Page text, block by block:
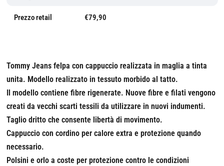
Prezzo retail €79,90
Tommy Jeans felpa con cappuccio realizzata in maglia a tinta
unita. Modello realizzato in tessuto morbido al tatto.
Il modello contiene fibre rigenerate. Nuove fibre e filati vengono
creati da vecchi scarti tessili da utilizzare in nuovi indumenti.
Taglio dritto che consente libertà di movimento.
Cappuccio con cordino per calore extra e protezione quando
necessario.
Polsini e orlo a coste per protezione contro le condizioni